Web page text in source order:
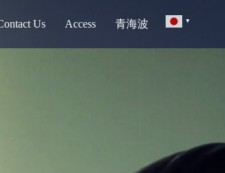
Us Access 青海波 ▼